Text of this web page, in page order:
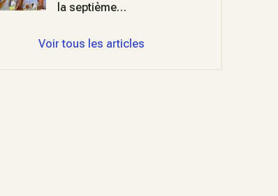
la septième
Voir tous les articles